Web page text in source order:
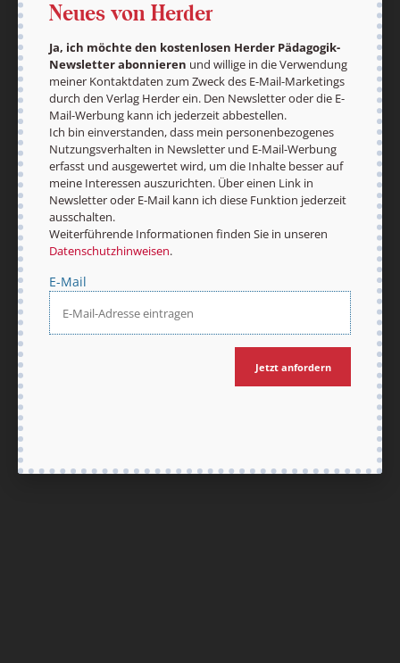
Nach oben
Neues von Herder
Ja, ich möchte den kostenlosen Herder Pädagogik-
Newsletter abonnieren und willige in die Verwendung
meiner Kontaktdaten zum Zweck des E-Mail-Marketings
durch den Verlag Herder ein. Den Newsletter oder die E-
Mail-Werbung kann ich jederzeit abbestellen.
Ich bin einverstanden, dass mein personenbezogenes
Nutzungsverhalten in Newsletter und E-Mail-Werbung
erfasst und ausgewertet wird, um die Inhalte besser auf
meine Interessen auszurichten. Über einen Link in
Newsletter oder E-Mail kann ich diese Funktion jederzeit
ausschalten.
Weiterführende Informationen finden Sie in unseren
Datenschutzhinweisen.
E-Mail
Jetzt anfordern